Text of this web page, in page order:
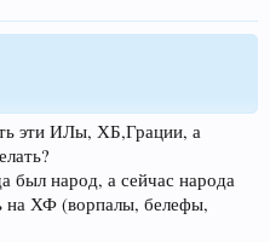
эти ИЛы, ХБ,Грации, а
был народ, а сейчас народа
на ХФ (ворпалы, белефы,